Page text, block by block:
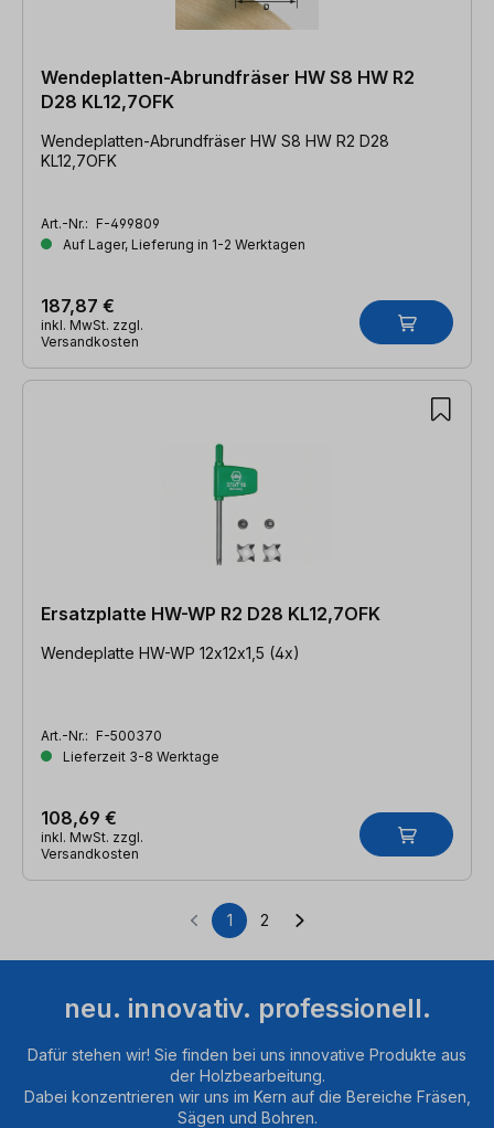
Wendeplatten-Abrundfräser HW S8 HW R2
D28 KL12,7OFK
Wendeplatten-Abrundfräser HW S8 HW R2 D28
KL12,7OFK
Art.-Nr.: F-499809
Auf Lager, Lieferung in 1-2 Werktagen
187,87 €
inkl. MwSt. zzgl.
Versandkosten
Ersatzplatte HW-WP R2 D28 KL12,7OFK
Wendeplatte HW-WP 12x12x1,5 (4x)
Art.-Nr.: F-500370
Lieferzeit 3-8 Werktage
108,69 €
inkl. MwSt. zzgl.
Versandkosten
Seite
1 Seite
2
neu. innovativ. professionell.
Dafür stehen wir! Sie finden bei uns innovative Produkte aus
der Holzbearbeitung.
Dabei konzentrieren wir uns im Kern auf die Bereiche Fräsen,
Sägen und Bohren.